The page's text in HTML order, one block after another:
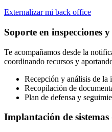
Externalizar mi back office
Soporte en inspecciones y
Te acompañamos desde la
coordinando recursos y
Recepción y análisis de la
Recopilación de
Plan de defensa y
Implantación de sistemas